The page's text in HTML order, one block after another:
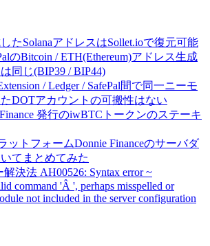
たSolanaアドレスはSollet.ioで復元可能
のBitcoin / ETH(Ethereum)アドレス生成
同じ(BIP39 / BIP44)
/ Ledger / SafePal間で同一ニーモ
DOTアカウントの可搬性はない
発行のiwBTCトークンのステーキ
ットフォームDonnie Financeのサーバダ
てまとめてみた
解決法 AH00526: Syntax error ~
command 'Â ', perhaps misspelled or
not included in the server configuration